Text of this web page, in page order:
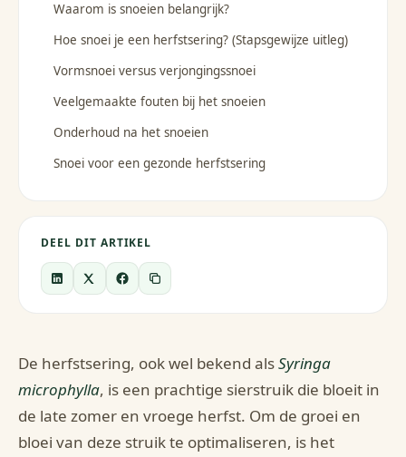
Waarom is snoeien belangrijk?
Hoe snoei je een herfstsering? (Stapsgewijze uitleg)
Vormsnoei versus verjongingssnoei
Veelgemaakte fouten bij het snoeien
Onderhoud na het snoeien
Snoei voor een gezonde herfstsering
DEEL DIT ARTIKEL
De herfstsering, ook wel bekend alsSyringa
microphylla, is een prachtige sierstruik die bloeit in
de late zomer en vroege herfst. Om de groei en
bloei van deze struik te optimaliseren, is het